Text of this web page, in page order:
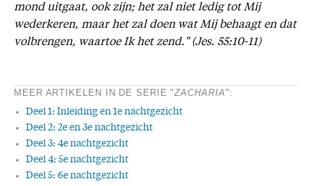
mond uitgaat, ook zijn; het zal niet ledig tot Mij
wederkeren, maar het zal doen wat Mij behaagt en dat
volbrengen, waartoe Ik het zend." (Jes. 55:10-11)
MEER ARTIKELEN IN DE SERIE "ZACHARIA":
Deel 1: Inleiding en 1e nachtgezicht
Deel 2: 2e en 3e nachtgezicht
Deel 3: 4e nachtgezicht
Deel 4: 5e nachtgezicht
Deel 5: 6e nachtgezicht